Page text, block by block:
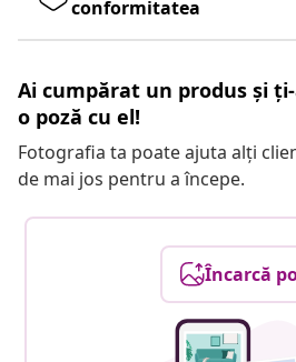
conformitatea
Ai cumpărat un produs și
o poză cu el!
Fotografia ta poate ajuta alți
de mai jos pentru a începe.
Încarcă